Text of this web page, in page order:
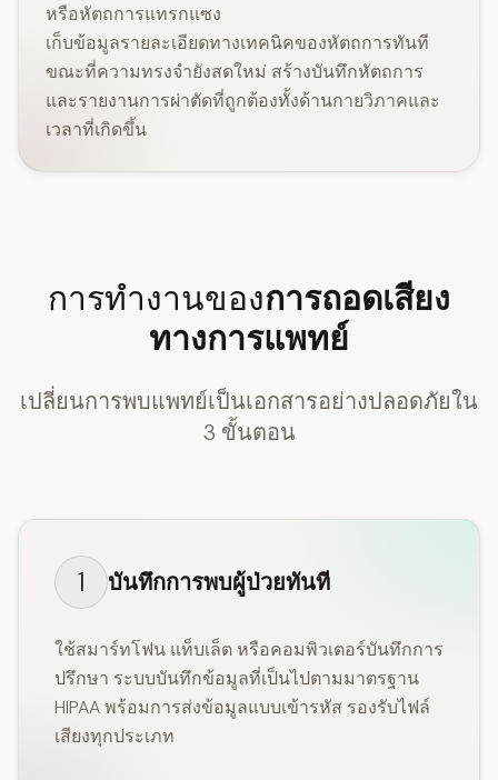
หรือหัตถการแทรกแซง
เก็บข้อมูลรายละเอียดทางเทคนิคของหัตถการทันที
ขณะที่ความทรงจำยังสดใหม่ สร้างบันทึกหัตถการ
และรายงานการผ่าตัดที่ถูกต้องทั้งด้านกายวิภาคและ
เวลาที่เกิดขึ้น
การทำงานของการถอดเสียง
ทางการแพทย์
เปลี่ยนการพบแพทย์เป็นเอกสารอย่างปลอดภัยใน
3 ขั้นตอน
1 บันทึกการพบผู้ป่วยทันที
ใช้สมาร์ทโฟน แท็บเล็ต หรือคอมพิวเตอร์บันทึกการ
ปรึกษา ระบบบันทึกข้อมูลที่เป็นไปตามมาตรฐาน
HIPAA พร้อมการส่งข้อมูลแบบเข้ารหัส รองรับไฟล์
เสียงทุกประเภท